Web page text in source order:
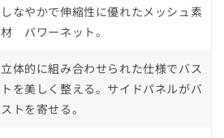
しなやかで伸縮性に優れたメッシュ素
材 パワーネット。
立体的に組み合わせられた仕様でバス
トを美しく整える。サイドパネルがバ
ストを寄せる。